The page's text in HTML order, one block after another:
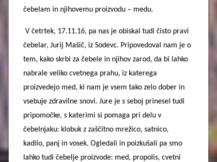
čebelam in njihovemu proizvodu – medu.
V četrtek, 17.11.16, pa nas je obiskal tudi čisto pravi
čebelar, Jurij Mašič, iz Sodevc. Pripovedoval nam je o
tem, kako skrbi za čebele in njihov zarod, da bi lahko
nabrale veliko cvetnega prahu, iz katerega
proizvedejo med, ki nam je vsem tako zelo dober in
vsebuje zdravilne snovi. Jure je s seboj prinesel tudi
pripomočke, s katerimi si pomaga pri delu v
čebelnjaku: klobuk z zaščitno mrežico, satnico,
kadilo, panj in vosek. Ogledali in poizkušali pa smo
lahko tudi čebelje proizvode: med, propolis, cvetni